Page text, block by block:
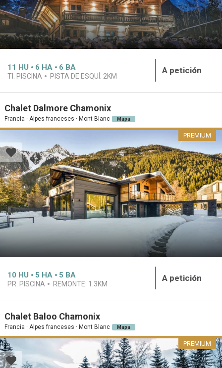
11 HU 6 HA 6 BA
TI. PISCINA PISTA DE ESQUÍ: 2KM
A petición
Chalet Dalmore Chamonix
Francia · Alpes franceses · Mont Blanc Mapa
PREMIUM
10 HU 5 HA 5 BA
PR. PISCINA REMONTE: 1.3KM
A petición
Chalet Baloo Chamonix
Francia · Alpes franceses · Mont Blanc Mapa
PREMIUM